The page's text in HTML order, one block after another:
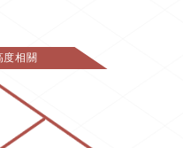
度相關